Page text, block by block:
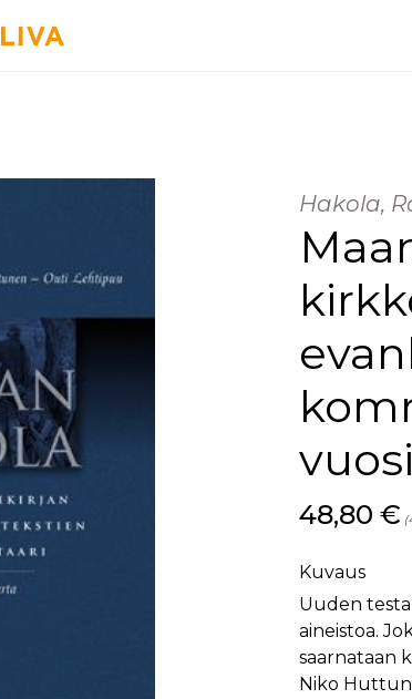
Hakola,
Hinta
48,80 €
Kuvaus
Uuden
aineistoa.
saarnataan
Niko